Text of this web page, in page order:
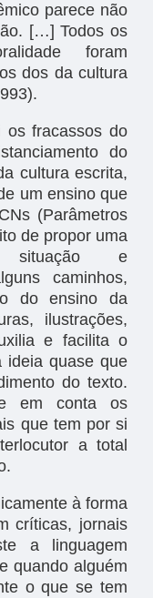
parece não
[…] Todos os
foram
dos da cultura
os fracassos do
do
cultura escrita,
um ensino que
(Parâmetros
de propor uma
situação e
caminhos,
do ensino da
ilustrações,
e facilita o
ideia quase que
do texto.
em conta os
que tem por si
a total
à forma
críticas, jornais
a linguagem
quando alguém
o que se tem